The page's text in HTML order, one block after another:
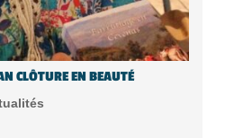
CLÔTURE EN BEAUTÉ